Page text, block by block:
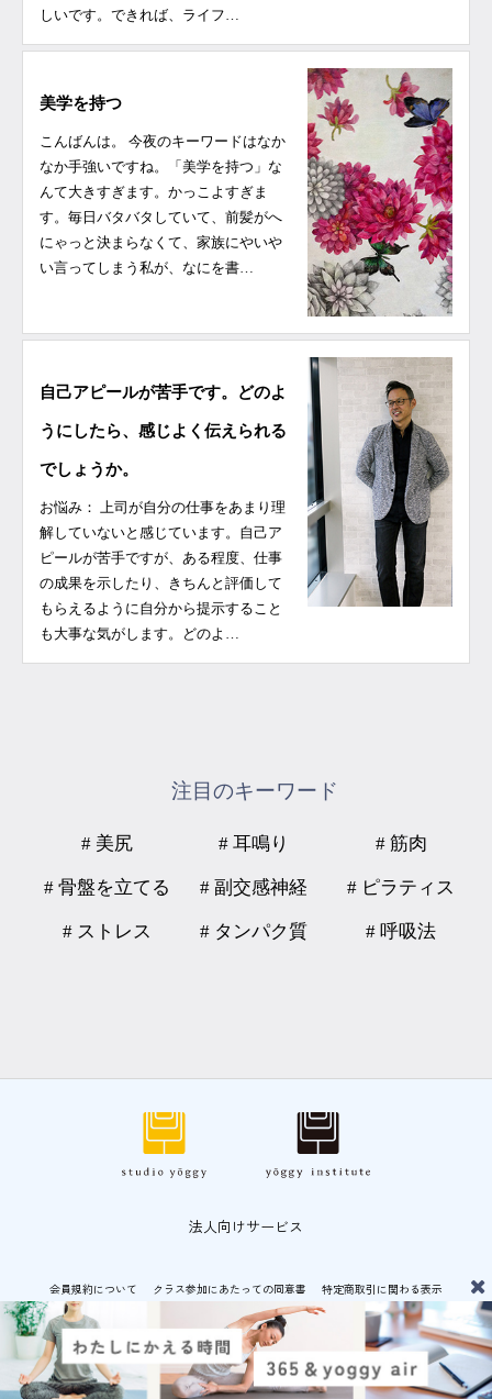
しいです。できれば、ライフ…
美学を持つ
こんばんは。 今夜のキーワードはなか
なか手強いですね。「美学を持つ」な
んて大きすぎます。かっこよすぎま
す。毎日バタバタしていて、前髪がへ
にゃっと決まらなくて、家族にやいや
い言ってしまう私が、なにを書…
自己アピールが苦手です。どのよ
うにしたら、感じよく伝えられる
でしょうか。
お悩み： 上司が自分の仕事をあまり理
解していないと感じています。自己ア
ピールが苦手ですが、ある程度、仕事
の成果を示したり、きちんと評価して
もらえるように自分から提示すること
も大事な気がします。どのよ…
注目のキーワード
# 美尻 # 耳鳴り # 筋肉
# 骨盤を立てる # 副交感神経 # ピラティス
# ストレス # タンパク質 # 呼吸法
法人向けサービス
会員規約について クラス参加にあたっての同意書
特定商取引に関わる表示
プライバシーポリシー
© CF-LAB CO.,LTD 運営：CF-LAB 株式会社